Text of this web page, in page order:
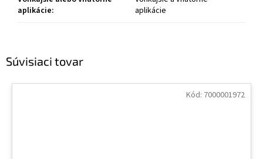
Súvisiaci tovar
Kód: 7000001972
aplikácie:
aplikácie